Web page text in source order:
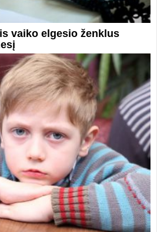
vaiko elgesio ženklus